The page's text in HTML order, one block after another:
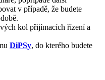
v případě, že budete
kol přijímacích řízení a
DiPSy, do kterého budete